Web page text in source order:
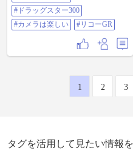
#ドラッグスター300
#カメラは楽しい
#リコーGR
1 2 3
タグを活用して見たい情報